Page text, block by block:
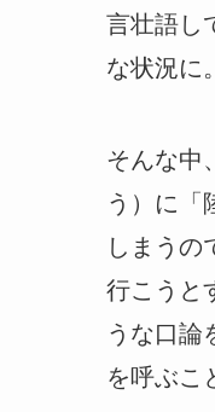
言壮語し
な状況に。
そんな中
う）に「
しまうの
行こうと
うな口論
を呼ぶこ